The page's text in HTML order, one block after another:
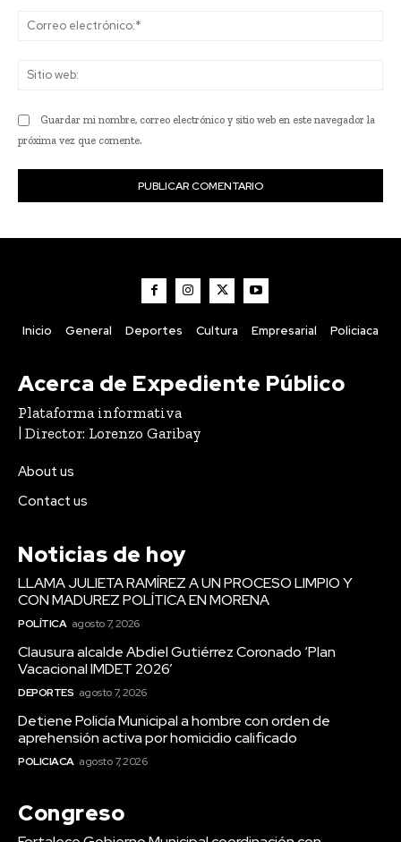
Guardar mi nombre, correo electrónico y sitio web en este navegador la
próxima vez que comente.
Inicio General Deportes Cultura Empresarial Policiaca
Acerca de Expediente Público
Plataforma informativa
| Director: Lorenzo Garibay
About us
Contact us
Noticias de hoy
LLAMA JULIETA RAMÍREZ A UN PROCESO LIMPIO Y
CON MADUREZ POLÍTICA EN MORENA
POLÍTICA agosto 7, 2026
Clausura alcalde Abdiel Gutiérrez Coronado ‘Plan
Vacacional IMDET 2026’
DEPORTES agosto 7, 2026
Detiene Policía Municipal a hombre con orden de
aprehensión activa por homicidio calificado
POLICIACA agosto 7, 2026
Congreso